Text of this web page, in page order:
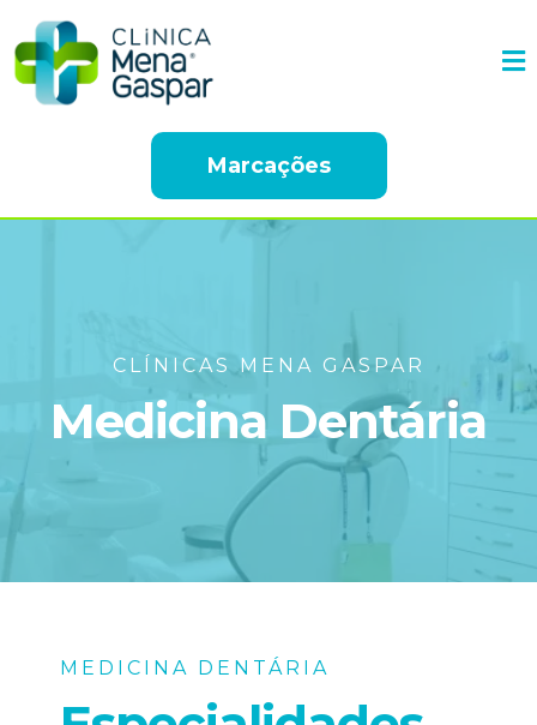
Marcações
CLÍNICAS MENA GASPAR
Medicina Dentária
MEDICINA DENTÁRIA